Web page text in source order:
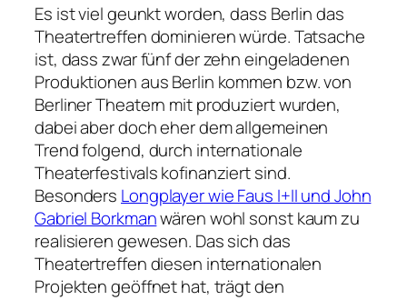
Es ist viel geunkt worden, dass Berlin das
Theatertreffen dominieren würde. Tatsache
ist, dass zwar fünf der zehn eingeladenen
Produktionen aus Berlin kommen bzw. von
Berliner Theatern mit produziert wurden,
dabei aber doch eher dem allgemeinen
Trend folgend, durch internationale
Theaterfestivals kofinanziert sind.
Besonders Longplayer wie Faus I+II und John
Gabriel Borkmanwären wohl sonst kaum zu
realisieren gewesen. Das sich das
Theatertreffen diesen internationalen
Projekten geöffnet hat, trägt den